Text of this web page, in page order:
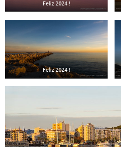
Feliz 2024 !
Feliz 2024 !